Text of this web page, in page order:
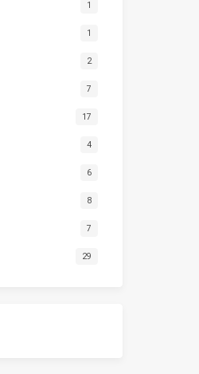
1
1
2
7
17
4
6
8
7
29